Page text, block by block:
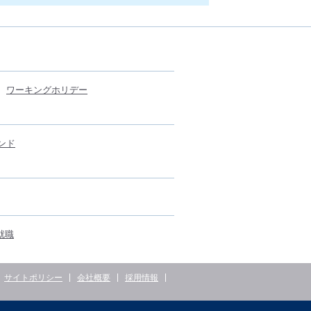
ワーキングホリデー
ド
職
サイトポリシー 会社概要 採用情報